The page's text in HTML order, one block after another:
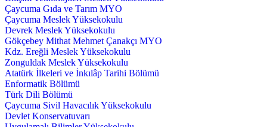
Çaycuma Gıda ve Tarım MYO
Çaycuma Meslek Yüksekokulu
Devrek Meslek Yüksekokulu
Gökçebey Mithat Mehmet Çanakçı MYO
Kdz. Ereğli Meslek Yüksekokulu
Zonguldak Meslek Yüksekokulu
Atatürk İlkeleri ve İnkılâp Tarihi Bölümü
Enformatik Bölümü
Türk Dili Bölümü
Çaycuma Sivil Havacılık Yüksekokulu
Devlet Konservatuvarı